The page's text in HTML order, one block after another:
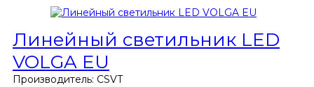
Линейный светильник LED
VOLGA EU
Производитель: CSVT